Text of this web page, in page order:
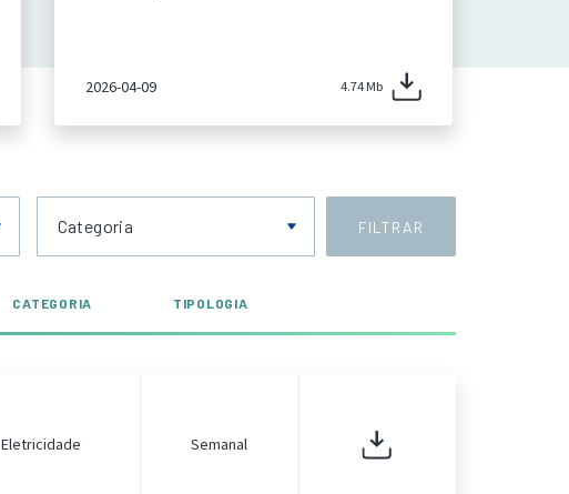
2026-04-09 4.74 Mb
Categoria FILTRAR
CATEGORIA TIPOLOGIA
Eletricidade Semanal